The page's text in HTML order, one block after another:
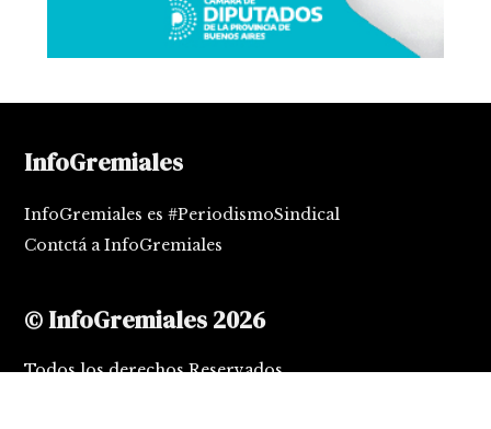
InfoGremiales
InfoGremiales es #PeriodismoSindical
Contctá a InfoGremiales
© InfoGremiales 2026
Todos los derechos Reservados